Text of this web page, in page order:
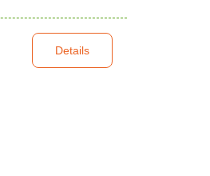
Details